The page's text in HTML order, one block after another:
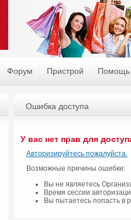
Форум Пристрой Помощь
Ошибка доступа
У вас нет прав для
Авторизируйтесь пожалуйста.
Возможные причины ошибки:
Вы не являетесь
Время сессии
Вы пытаетесь попасть в